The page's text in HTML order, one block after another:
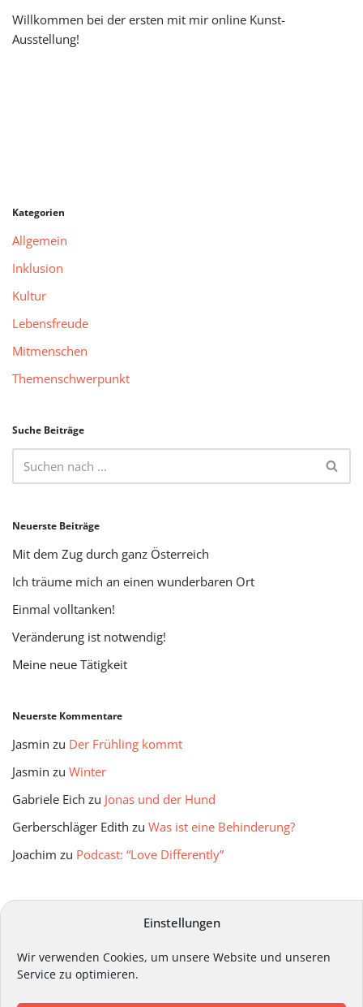
Einstellungen
Wir verwenden Cookies, um unsere Website und unseren
Service zu optimieren.
Willkommen bei der ersten mit mir online Kunst-
Ausstellung!
Kategorien
Allgemein
Inklusion
Kultur
Lebensfreude
Mitmenschen
Themenschwerpunkt
Suche Beiträge
Neuerste Beiträge
Mit dem Zug durch ganz Österreich
Ich träume mich an einen wunderbaren Ort
Einmal volltanken!
Veränderung ist notwendig!
Meine neue Tätigkeit
Neuerste Kommentare
Jasmin zu Der Frühling kommt
Jasmin zu Winter
Gabriele Eich zu Jonas und der Hund
Gerberschläger Edith zu Was ist eine Behinderung?
Joachim zu Podcast: “Love Differently”